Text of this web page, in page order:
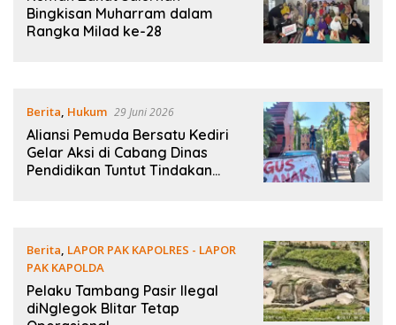
Bingkisan Muharram dalam
Rangka Milad ke-28
Berita, Hukum 29 Juni 2026
Aliansi Pemuda Bersatu Kediri
Gelar Aksi di Cabang Dinas
Pendidikan Tuntut Tindakan
Berita, LAPOR PAK KAPOLRES - LAPOR
PAK KAPOLDA
27 Juni 2026
Pelaku Tambang Pasir Ilegal
diNglegok Blitar Tetap